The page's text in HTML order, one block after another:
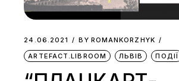
24.06.2021 BY ROMANKORZHYK
ARTEFACT.LIBROOM
ЛЬВІВ ПОДІЇ